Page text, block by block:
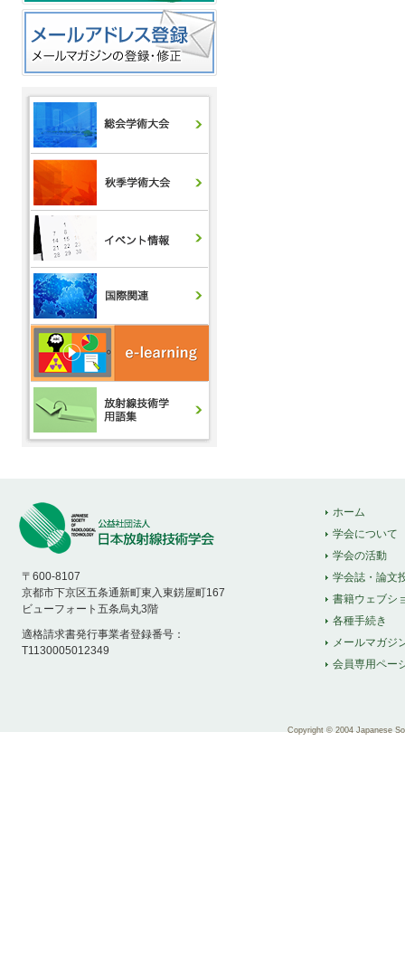
ホーム
学会について
学会の活動
学会誌・論文
書籍ウェブシ
各種手続き
メールマガジ
会員専用ペー
〒600-8107
京都市下京区五条通新町東入東錺屋町167
ビューフォート五条烏丸3階
適格請求書発行事業者登録番号：
T1130005012349
Copyright © 2004 Japanese